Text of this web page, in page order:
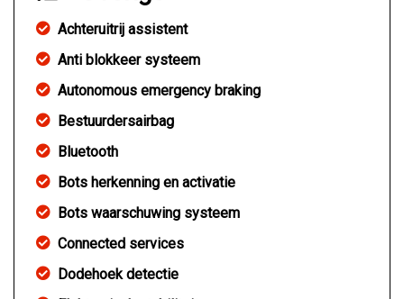
Achteruitrij assistent
Anti blokkeer systeem
Autonomous emergency braking
Bestuurdersairbag
Bluetooth
Bots herkenning en activatie
Bots waarschuwing systeem
Connected services
Dodehoek detectie